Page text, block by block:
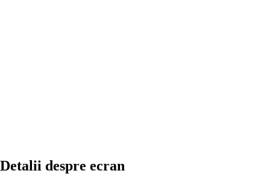
Detalii despre ecran